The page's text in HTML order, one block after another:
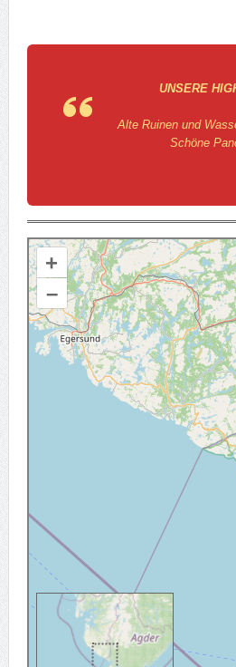
UNSERE
Alte Ruinen und
Schöne
+
–